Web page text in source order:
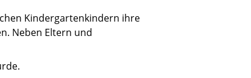
Kindergartenkindern ihre
Neben Eltern und